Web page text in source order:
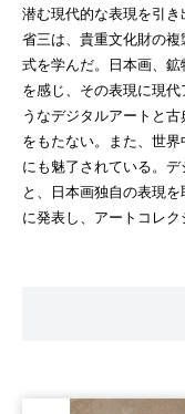
潜む現代的な表現を引き
省三は、貴重文化財の
式を学んだ。日本画、
を感じ、その表現に現
うなデジタルアートと
をもたない。また、世
にも魅了されている。
と、日本画独自の表現
に発表し、アートコレク